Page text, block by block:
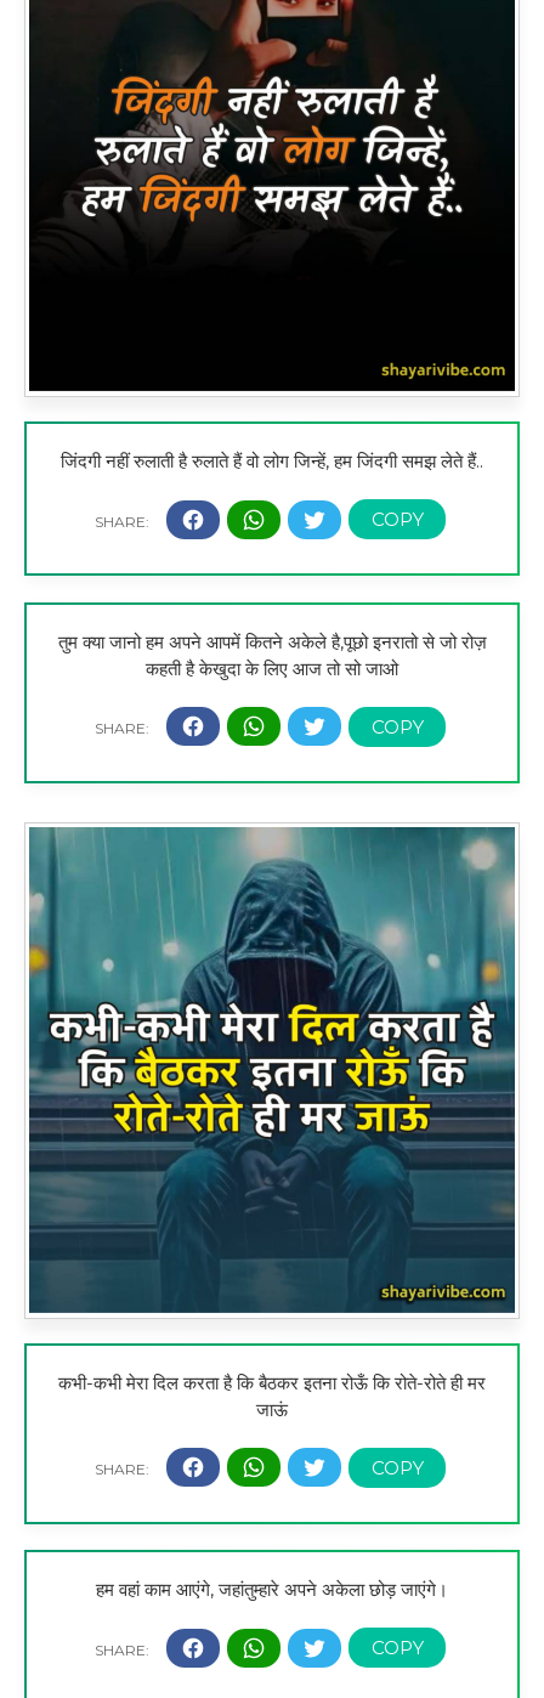
जिंदगी नहीं रुलाती है रुलाते हैं वो लोग जिन्हें, हम जिंदगी समझ लेते हैं..
तुम क्या जानो हम अपने आपमें कितने अकेले है,पूछो इनरातो से जो रोज़
कहती है केखुदा के लिए आज तो सो जाओ
कभी-कभी मेरा दिल करता है कि बैठकर इतना रोऊँ कि रोते-रोते ही मर
जाऊं
हम वहां काम आएंगे, जहांतुम्हारे अपने अकेला छोड़ जाएंगे।